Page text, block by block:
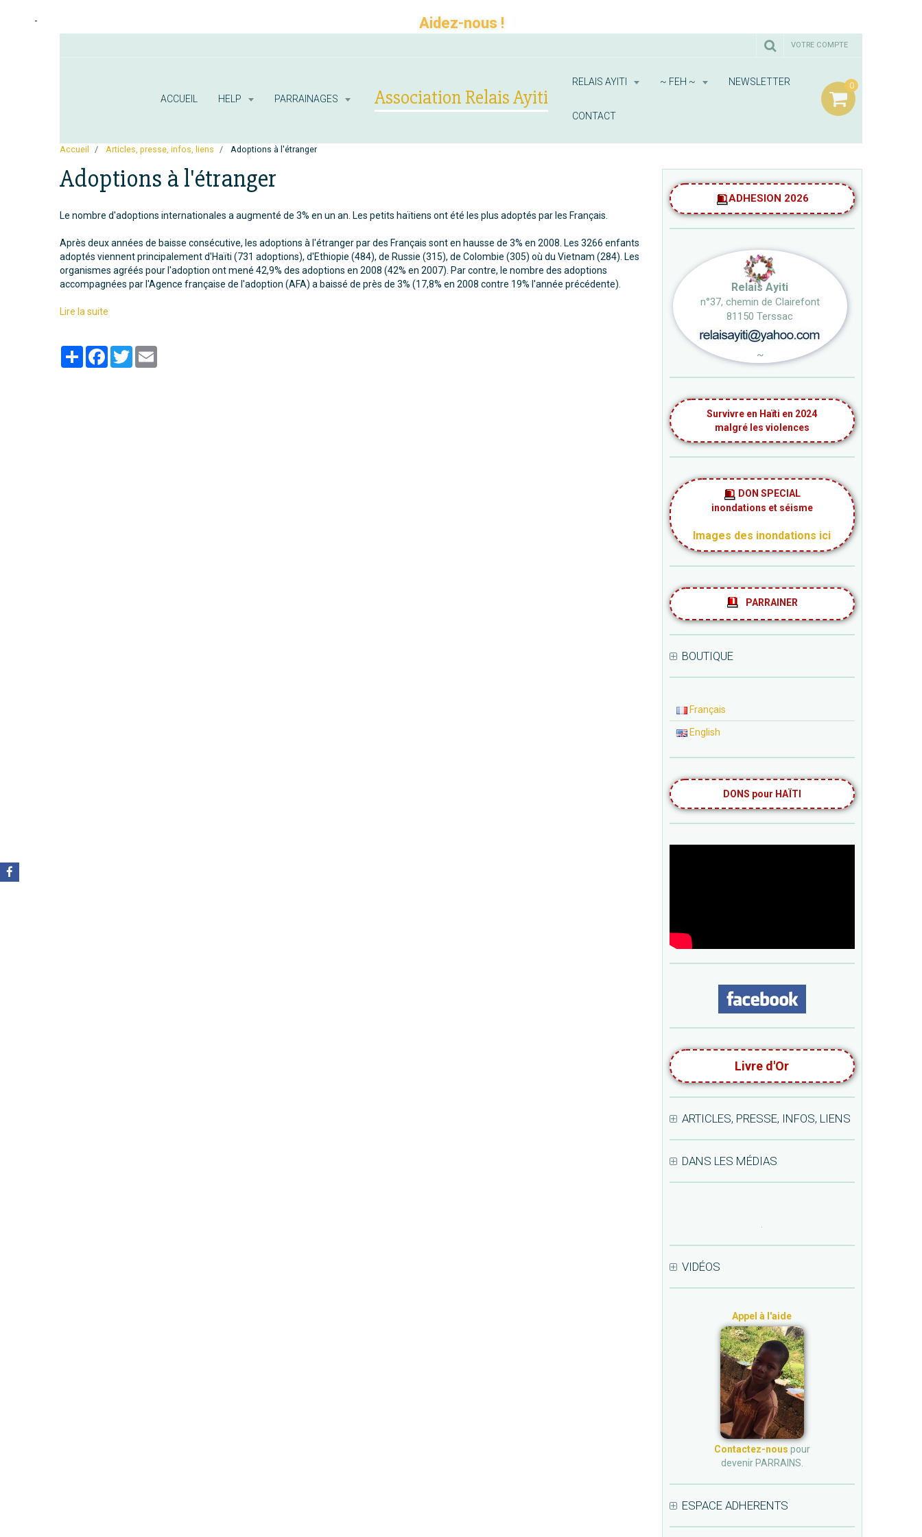
Aidez-nous !
-
ACCUEIL HELP PARRAINAGES Association Relais Ayiti
RELAIS AYITI ~ FEH ~ NEWSLETTER
CONTACT
0
VOTRE COMPTE
Accueil Articles, presse, infos, liens Adoptions à l'étranger
Adoptions à l'étranger
Le nombre d'adoptions internationales a augmenté de 3% en un an. Les petits haïtiens ont été les plus adoptés par les Français.
Après deux années de baisse consécutive, les adoptions à l'étranger par des Français sont en hausse de 3% en 2008. Les 3266 enfants
adoptés viennent principalement d'Haïti (731 adoptions), d'Ethiopie (484), de Russie (315), de Colombie (305) où du Vietnam (284). Les
organismes agréés pour l'adoption ont mené 42,9% des adoptions en 2008 (42% en 2007). Par contre, le nombre des adoptions
accompagnées par l'Agence française de l'adoption (AFA) a baissé de près de 3% (17,8% en 2008 contre 19% l'année précédente).
Lire la suite
PartagerFacebook
Twitter
ADHESION 2026
Relais Ayiti
n°37, chemin de Clairefont
81150 Terssac
~
Survivre en Haïti en 2024
malgré les violences
DON SPECIAL
inondations et séisme
Images des inondations ici
PARRAINER
BOUTIQUE
Français
English
DONS pour HAÏTI
Livre d'Or
ARTICLES, PRESSE, INFOS, LIENS
DANS LES MÉDIAS
VIDÉOS
Appel à l'aide
Contactez-nous pour
devenir PARRAINS.
ESPACE ADHERENTS